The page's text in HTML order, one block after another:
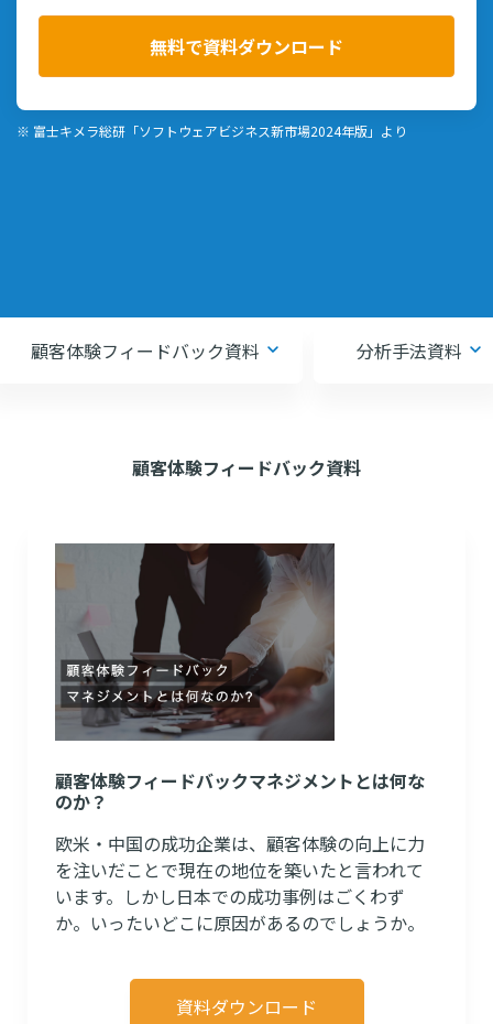
無料で資料ダウンロード
※ 富士キメラ総研「ソフトウェアビジネス新市場2024年版」より
顧客体験フィードバック資料 分析手法資料
顧客体験フィードバック資料
顧客体験フィードバックマネジメントとは何な
のか？
欧米・中国の成功企業は、顧客体験の向上に力
を注いだことで現在の地位を築いたと言われて
います。しかし日本での成功事例はごくわず
か。いったいどこに原因があるのでしょうか。
資料ダウンロード